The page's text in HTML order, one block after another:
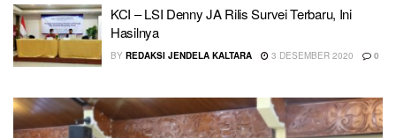
KCI – LSI Denny JA Rilis Survei Terbaru, Ini
Hasilnya
BY REDAKSI JENDELA KALTARA 3 DESEMBER 2020 0